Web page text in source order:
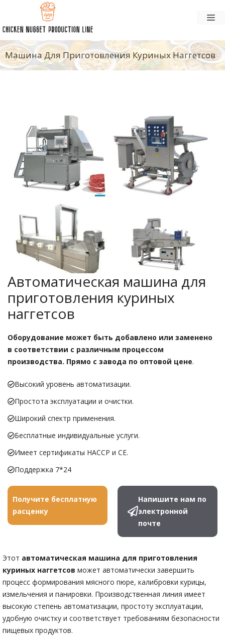
содержанию
Машина Для Приготовления Куриных Наггетсов
Автоматическая машина для
приготовления куриных
наггетсов
Оборудование может быть добавлено или заменено
в соответствии с различным процессом
производства. Прямо с завода по оптовой цене.
Высокий уровень автоматизации.
Простота эксплуатации и очистки.
Широкий спектр применения.
Бесплатные индивидуальные услуги.
Имеет сертификаты HACCP и CE.
Поддержка 7*24
Получите бесплатную
расценку
Напишите нам по
электронной
почте
Этот автоматическая машина для приготовления
куриных наггетсов может автоматически завершить
процесс формирования мясного пюре, калибровки курицы,
измельчения и панировки. Производственная линия имеет
высокую степень автоматизации, простоту эксплуатации,
удобную очистку и соответствует требованиям безопасности
пищевых продуктов.